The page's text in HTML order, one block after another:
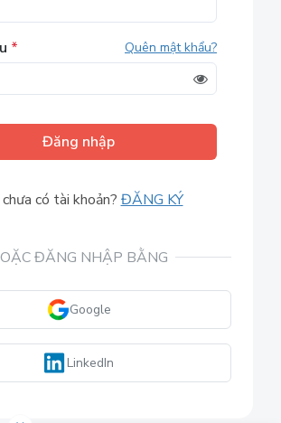
* Quên mật khẩu?
Đăng nhập
có tài khoản? ĐĂNG KÝ
ĐĂNG NHẬP BẰNG
Google
LinkedIn